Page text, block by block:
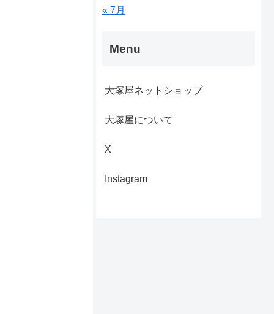
« 7月
Menu
大塚屋ネットショップ
大塚屋について
X
Instagram